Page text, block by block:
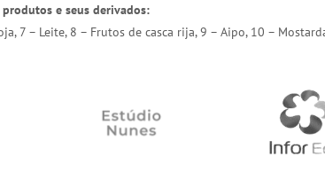
e seus derivados:
7 – Leite, 8 – Frutos de casca rija, 9 – Aipo, 10 –